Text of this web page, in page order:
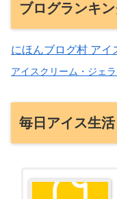
ブログランキ
にほんブログ村 アイ
アイスクリーム・ジェ
毎日アイス生